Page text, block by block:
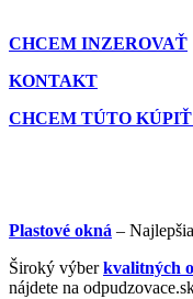
CHCEM INZEROVAŤ
KONTAKT
CHCEM TÚTO
Plastové okná –
Široký výberkvalitných
nájdete na